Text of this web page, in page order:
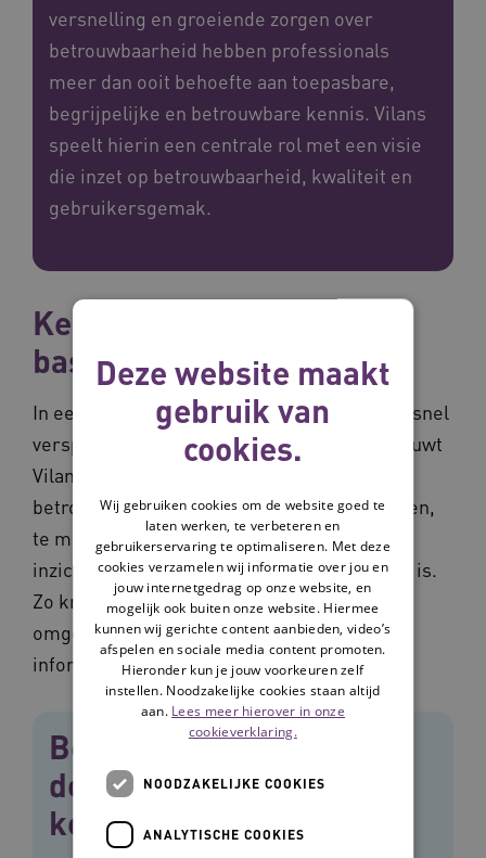
versnelling en groeiende zorgen over
betrouwbaarheid hebben professionals
meer dan ooit behoefte aan toepasbare,
begrijpelijke en betrouwbare kennis. Vilans
speelt hierin een centrale rol met een visie
die inzet op betrouwbaarheid, kwaliteit en
gebruikersgemak.
Kennis als betrouwbare
basis
In een wereld waarin informatie zich razendsnel
verspreidt en niet altijd te vertrouwen is, bouwt
Vilans aan een stevige basis van actuele en
betrouwbare kennis. Door duidelijk te labelen,
te modereren en te structureren, wordt
inzichtelijk welke kennis klopt en bruikbaar is.
Zo krijgen professionals houvast in een
omgeving met toenemende
informatieovervloed en desinformatie.
Bekijk de video en
download de visie op
kennis(delen)
Deze website maakt
gebruik van
cookies.
Wij gebruiken cookies om de website goed te
laten werken, te verbeteren en
gebruikerservaring te optimaliseren. Met deze
cookies verzamelen wij informatie over jou en
jouw internetgedrag op onze website, en
mogelijk ook buiten onze website. Hiermee
kunnen wij gerichte content aanbieden, video’s
afspelen en sociale media content promoten.
Hieronder kun je jouw voorkeuren zelf
instellen. Noodzakelijke cookies staan altijd
aan. Lees meer hierover in onze
cookieverklaring.
NOODZAKELIJKE COOKIES
ANALYTISCHE COOKIES